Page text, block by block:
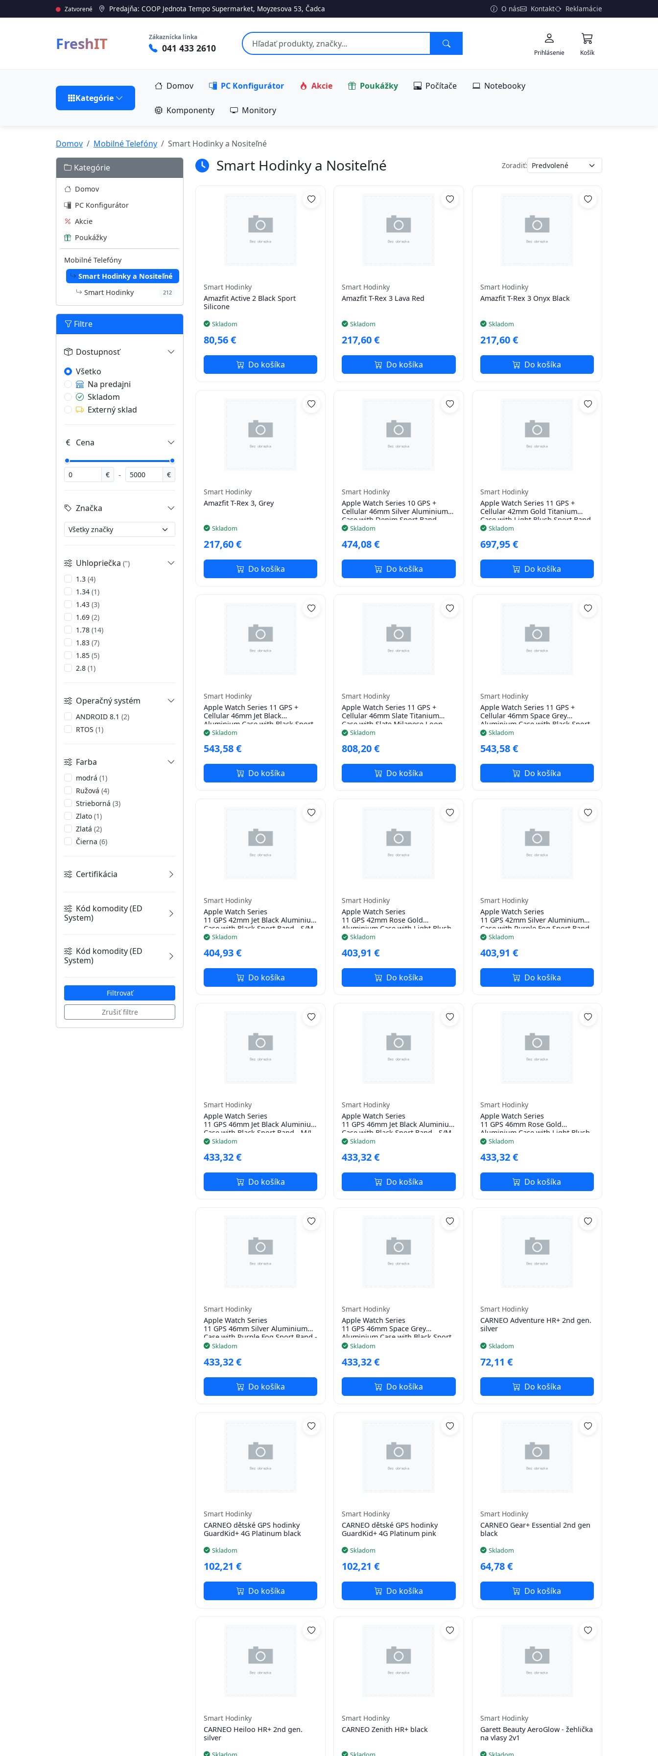
Zatvorené Predajňa: COOP Jednota Tempo Supermarket, Moyzesova 53, Čadca O nás Kontakt Reklamácie
FreshIT Zákaznícka linka
041 433 2610 Prihlásenie Košík
Kategórie
Domov PC Konfigurátor Akcie Poukážky Počítače Notebooky
Komponenty Monitory
Domov Mobilné Telefóny Smart Hodinky a Nositeľné
Kategórie
Domov
PC Konfigurátor
Akcie
Poukážky
Mobilné Telefóny
Smart Hodinky a Nositeľné
Smart Hodinky
212
Filtre
Dostupnosť
Všetko
Na predajni
Skladom
Externý sklad
Cena
€ - €
Značka
Uhlopriečka (")
1.3 (4)
1.34 (1)
1.43 (3)
1.69 (2)
1.78 (14)
1.83 (7)
1.85 (5)
2.8 (1)
Operačný systém
ANDROID 8.1 (2)
RTOS (1)
Farba
modrá (1)
Ružová (4)
Strieborná (3)
Zlato (1)
Zlatá (2)
Čierna (6)
Certifikácia
IP67
Kód komodity (ED
System)
GRT
KAM
NOK(1)
Kód komodity (ED
System)
GRT(33)
KAM(17)
NOK(1)
Filtrovať
Zrušiť filtre
Smart Hodinky a Nositeľné Zoradiť:
Smart Hodinky
Amazfit Active 2 Black Sport
Silicone
Skladom
80,56 €
Do košíka
Smart Hodinky
Amazfit T-Rex 3 Lava Red
Skladom
217,60 €
Do košíka
Smart Hodinky
Amazfit T-Rex 3 Onyx Black
Skladom
217,60 €
Do košíka
Smart Hodinky
Amazfit T-Rex 3, Grey
Skladom
217,60 €
Do košíka
Smart Hodinky
Apple Watch Series 10 GPS +
Cellular 46mm Silver Aluminium
Case with Denim Sport Band -
S/MSkladom
474,08 €
Do košíka
Smart Hodinky
Apple Watch Series 11 GPS +
Cellular 42mm Gold Titanium
Case with Light Blush Sport Band
- S/MSkladom
697,95 €
Do košíka
Smart Hodinky
Apple Watch Series 11 GPS +
Cellular 46mm Jet Black
Aluminium Case with Black Sport
Band - M/L
Skladom
543,58 €
Do košíka
Smart Hodinky
Apple Watch Series 11 GPS +
Cellular 46mm Slate Titanium
Case with Slate Milanese Loop -
S/MSkladom
808,20 €
Do košíka
Smart Hodinky
Apple Watch Series 11 GPS +
Cellular 46mm Space Grey
Aluminium Case with Black Sport
Band - M/L
Skladom
543,58 €
Do košíka
Smart Hodinky
Apple Watch Series
11 GPS 42mm Jet Black Aluminium
Case with Black Sport Band - S/M
Skladom
404,93 €
Do košíka
Smart Hodinky
Apple Watch Series
11 GPS 42mm Rose Gold
Aluminium Case with Light Blush
Sport Band - S/M
Skladom
403,91 €
Do košíka
Smart Hodinky
Apple Watch Series
11 GPS 42mm Silver Aluminium
Case with Purple Fog Sport Band -
S/MSkladom
403,91 €
Do košíka
Smart Hodinky
Apple Watch Series
11 GPS 46mm Jet Black Aluminium
Case with Black Sport Band - M/L
Skladom
433,32 €
Do košíka
Smart Hodinky
Apple Watch Series
11 GPS 46mm Jet Black Aluminium
Case with Black Sport Band - S/M
Skladom
433,32 €
Do košíka
Smart Hodinky
Apple Watch Series
11 GPS 46mm Rose Gold
Aluminium Case with Light Blush
Sport Band - S/M
Skladom
433,32 €
Do košíka
Smart Hodinky
Apple Watch Series
11 GPS 46mm Silver Aluminium
Case with Purple Fog Sport Band -
S/MSkladom
433,32 €
Do košíka
Smart Hodinky
Apple Watch Series
11 GPS 46mm Space Grey
Aluminium Case with Black Sport
Band - M/L
Skladom
433,32 €
Do košíka
Smart Hodinky
CARNEO Adventure HR+ 2nd gen.
silver
Skladom
72,11 €
Do košíka
Smart Hodinky
CARNEO dětské GPS hodinky
GuardKid+ 4G Platinum black
Skladom
102,21 €
Do košíka
Smart Hodinky
CARNEO dětské GPS hodinky
GuardKid+ 4G Platinum pink
Skladom
102,21 €
Do košíka
Smart Hodinky
CARNEO Gear+ Essential 2nd gen
black
Skladom
64,78 €
Do košíka
Smart Hodinky
CARNEO Heiloo HR+ 2nd gen.
silver
Smart Hodinky
CARNEO Zenith HR+ black
Smart Hodinky
Garett Beauty AeroGlow - žehlička
na vlasy 2v1